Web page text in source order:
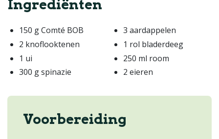
Ingrediënten
150 g Comté BOB
2 knoflooktenen
1 ui
300 g spinazie
3 aardappelen
1 rol bladerdeeg
250 ml room
2 eieren
Voorbereiding